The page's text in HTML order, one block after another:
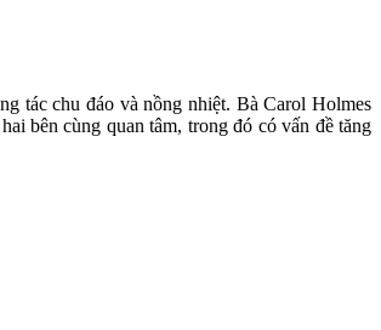
tác chu đáo và nồng nhiệt. Bà Carol Holmes
bên cùng quan tâm, trong đó có vấn đề tăng